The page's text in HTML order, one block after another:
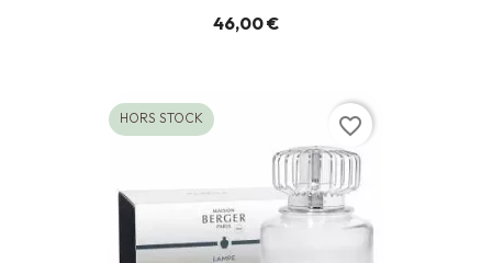
46,00 €
HORS STOCK favorite_border